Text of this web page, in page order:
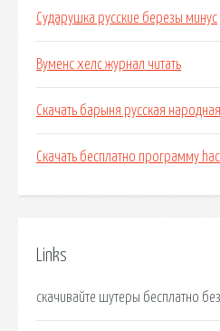
Сударушка русские березы минус
Вуменс хелс журнал читать
Скачать барыня русская
Скачать бесплатно программу
Links
скачивайте шутеры бесплатно